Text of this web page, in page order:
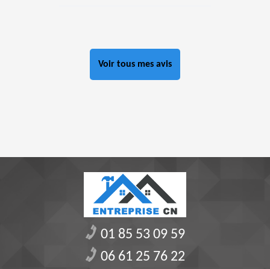
Voir tous mes avis
01 85 53 09 59
06 61 25 76 22